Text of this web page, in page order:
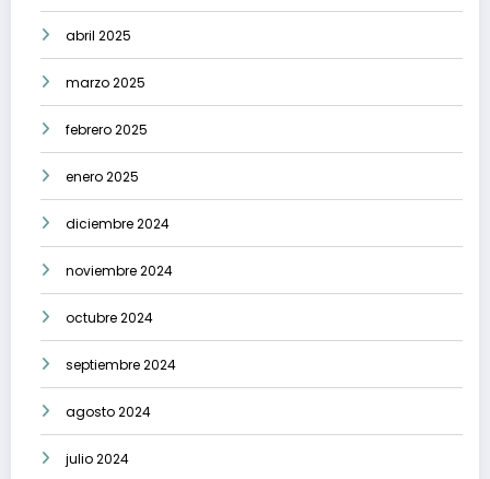
abril 2025
marzo 2025
febrero 2025
enero 2025
diciembre 2024
noviembre 2024
octubre 2024
septiembre 2024
agosto 2024
julio 2024